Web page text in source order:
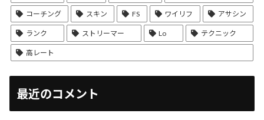
コーチング スキン FS ワイリフ アサシン
ランク ストリーマー Lo テクニック
高レート
最近のコメント